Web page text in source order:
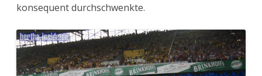
konsequent durchschwenkte.